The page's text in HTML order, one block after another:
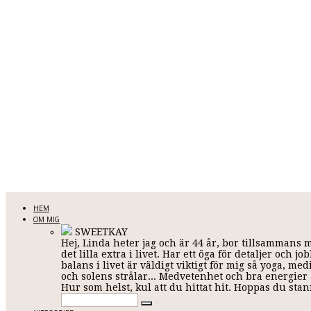
HEM
OM MIG
SWEETKAY
Hej, Linda heter jag och är 44 år, bor tillsammans
det lilla extra i livet. Har ett öga för detaljer och
balans i livet är väldigt viktigt för mig så yoga,
och solens strålar... Medvetenhet och bra
Hur som helst, kul att du hittat hit. Hoppas du
LINDA KARLSSON
Allt mellan himmel och jord